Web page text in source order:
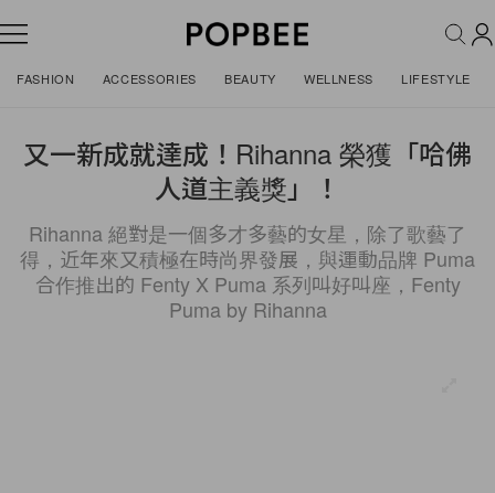
FASHION ACCESSORIES BEAUTY WELLNESS LIFESTYLE
又一新成就達成！Rihanna 榮獲「哈佛
人道主義獎」！
Rihanna 絕對是一個多才多藝的女星，除了歌藝了
得，近年來又積極在時尚界發展，與運動品牌 Puma
合作推出的 Fenty X Puma 系列叫好叫座，Fenty
Puma by Rihanna